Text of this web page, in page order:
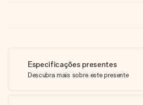
Especificações presentes
Descubra mais sobre este presente